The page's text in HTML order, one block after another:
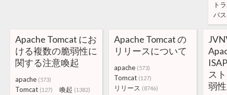
ト
パス
Apache Tomcat にお
ける複数の脆弱性に
関する注意喚起
apache (573)
Tomcat (127) 喚起 (1382)
Apache Tomcat の
リリースについて
apache (573)
Tomcat (127)
リリース (8746)
ス
弱性